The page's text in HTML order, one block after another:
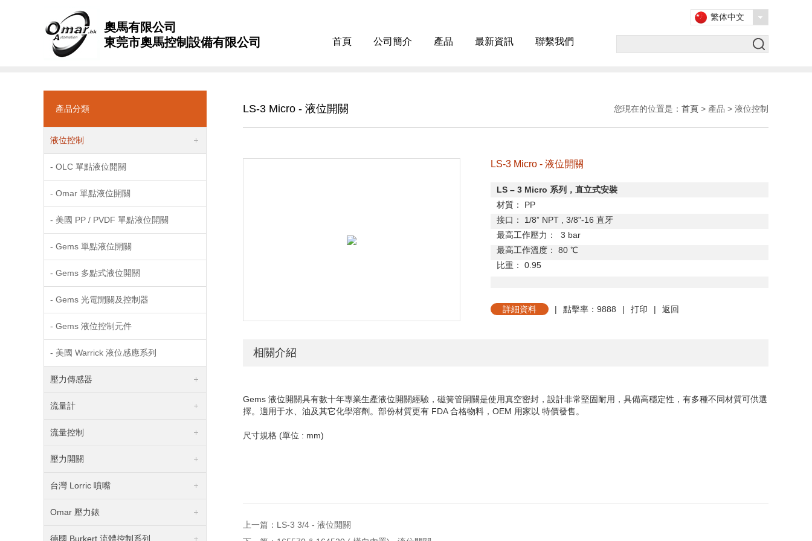
奧馬有限公司
東莞市奧馬控制設備有限公司
首頁 公司簡介 產品 最新資訊 聯繫我們
繁体中文
產品分類
液位控制
- OLC 單點液位開關
- Omar 單點液位開關
- 美國 PP / PVDF 單點液位開關
- Gems 單點液位開關
- Gems 多點式液位開關
- Gems 光電開關及控制器
- Gems 液位控制元件
- 美國 Warrick 液位感應系列
壓力傳感器
流量計
流量控制
壓力開關
台灣 Lorric 噴嘴
Omar 壓力錶
德國 Burkert 流體控制系列
LS-3 Micro - 液位開關 您現在的位置是： 首頁 > 產品 > 液位控制
LS-3 Micro - 液位開關
LS – 3 Micro 系列，直立式安裝
材質：
PP
接口：
1/8” NPT , 3/8"-16 直牙
最高工作壓力：
3 bar
最高工作溫度：
80 ℃
比重：
0.95
詳細資料 | 點擊率：9888 | 打印 | 返回
相關介紹
Gems 液位開關具有數十年專業生產液位開關經驗，磁簧管開關是使用真空密封，設計非常堅固耐用，具備高穩定性，有多種不同材質可供選
擇。適用于水、油及其它化學溶劑。部份材質更有 FDA 合格物料，OEM 用家以 特價發售。
尺寸規格 (單位 : mm)
上一篇： LS-3 3/4 - 液位開關